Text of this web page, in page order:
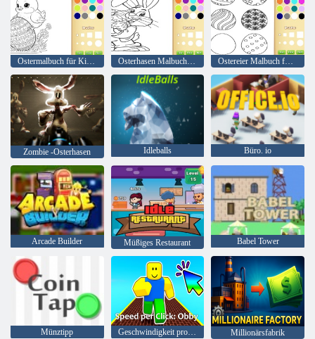
Ostermalbuch für Kinder Osterhasen Malbuch für Kinder Ostereier Malbuch für Kinder
Zombie -Osterhasen Idleballs Büro. io
Arcade Builder Müßiges Restaurant Babel Tower
Münztipp Geschwindigkeit pro Klick: Obby Millionärsfabrik